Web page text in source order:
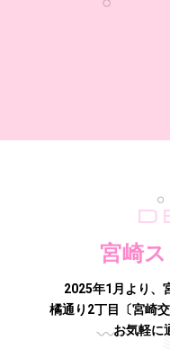
宮崎
2025年1月より、
橘通り2丁目〔宮崎
お気軽に